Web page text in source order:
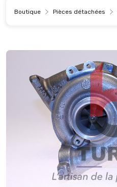
Boutique Pièces détachées